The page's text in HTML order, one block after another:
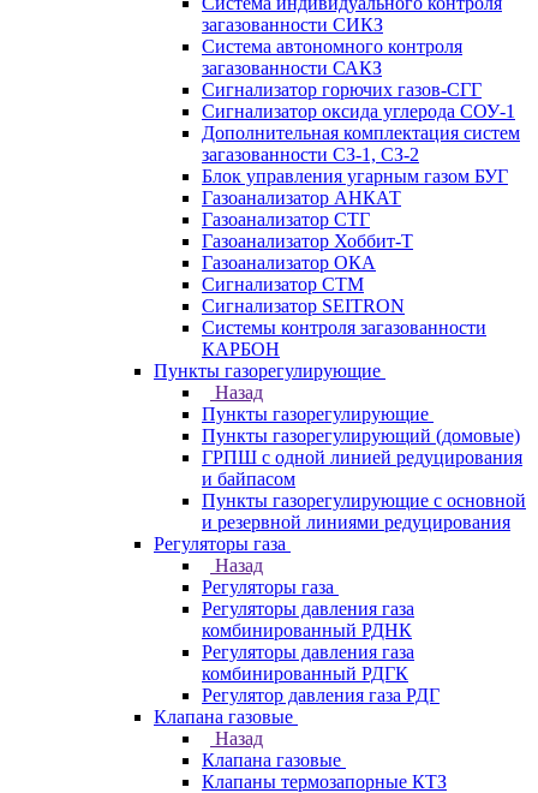
загазованности СИКЗ
Система автономного контроля
загазованности САКЗ
Сигнализатор горючих газов-СГГ
Сигнализатор оксида углерода СОУ-1
Дополнительная комплектация систем
загазованности СЗ-1, СЗ-2
Блок управления угарным газом БУГ
Газоанализатор АНКАТ
Газоанализатор СТГ
Газоанализатор Хоббит-Т
Газоанализатор ОКА
Сигнализатор СТМ
Сигнализатор SEITRON
Системы контроля загазованности
КАРБОН
Пункты газорегулирующие
Назад
Пункты газорегулирующие
Пункты газорегулирующий (домовые)
ГРПШ с одной линией редуцирования
и байпасом
Пункты газорегулирующие с основной
и резервной линиями редуцирования
Регуляторы газа
Назад
Регуляторы газа
Регуляторы давления газа
комбинированный РДНК
Регуляторы давления газа
комбинированный РДГК
Регулятор давления газа РДГ
Клапана газовые
Назад
Клапана газовые
Клапаны термозапорные КТЗ